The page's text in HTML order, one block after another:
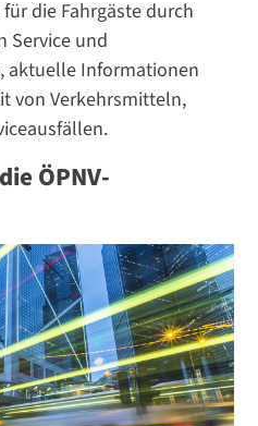
die Fahrgäste durch
Service und
aktuelle Informationen
von Verkehrsmitteln,
ÖPNV-